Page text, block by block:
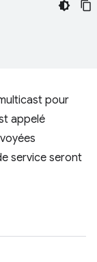
pour
appelé
service seront